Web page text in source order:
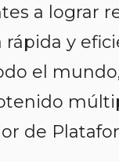
a lograr
y
el
de